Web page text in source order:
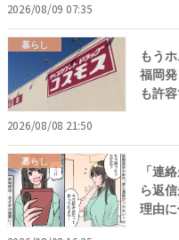
2026/08/09 07:35
暮らし
もう
福岡
も許
2026/08/08 21:50
暮らし
「連
ら返
理由に